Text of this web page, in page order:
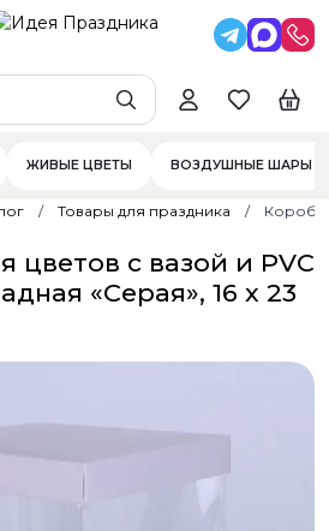
ЖИВЫЕ ЦВЕТЫ ВОЗДУШНЫЕ ШАРЫ
Товары для праздника
цветов с вазой и PVC
«Серая», 16 х 23